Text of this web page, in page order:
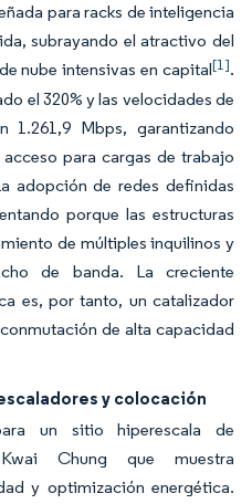
para racks de inteligencia
subrayando el atractivo del
nube intensivas en capital[1].
el 320% y las velocidades de
1.261,9 Mbps, garantizando
para cargas de trabajo
adopción de redes definidas
porque las estructuras
de múltiples inquilinos y
de banda. La creciente
es, por tanto, un catalizador
de alta capacidad
y colocación
un sitio hiperescala de
Chung que muestra
y optimización energética.